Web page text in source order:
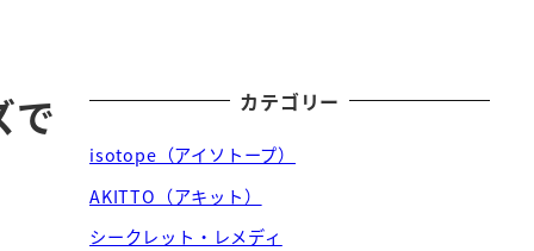
で カテゴリー
isotope（アイソトープ）
AKITTO（アキット）
シークレット・レメディ